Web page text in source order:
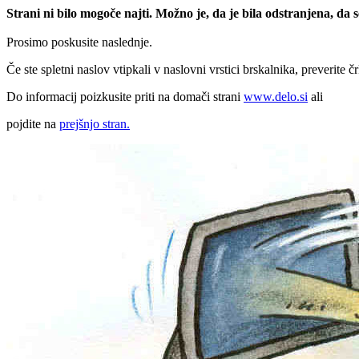
Strani ni bilo mogoče najti. Možno je, da je bila odstranjena, da
Prosimo poskusite naslednje.
Če ste spletni naslov vtipkali v naslovni vrstici brskalnika, preverite
Do informacij poizkusite priti na domači strani www.delo.si ali
pojdite na prejšnjo stran.